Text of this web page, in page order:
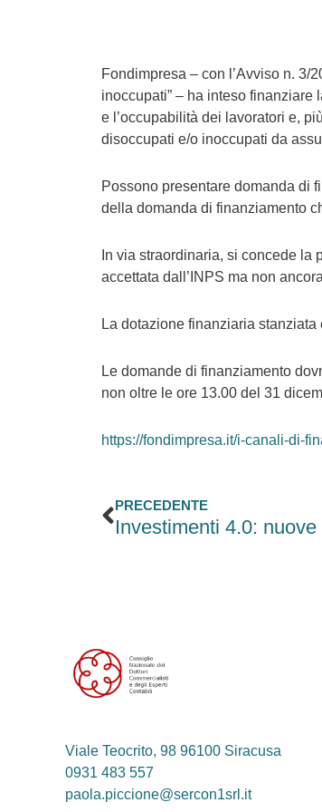
Fondimpresa – con l’Avviso n. 3/
inoccupati” – ha inteso
e l’occupabilità dei lavoratori e,
disoccupati e/o inoccupati da
Possono presentare domanda di
della domanda di finanziamento
In via straordinaria, si concede
accettata dall’INPS ma non
La dotazione finanziaria stanziata
Le domande di finanziamento
non oltre le ore 13.00 del 31
https://fondimpresa.it/i-canali-di-
Precedente
PRECEDENTE
Viale Teocrito, 98 96100 Siracusa
0931 483 557
paola.piccione@sercon1srl.it